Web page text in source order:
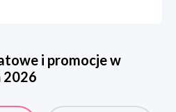
i promocje w
2026